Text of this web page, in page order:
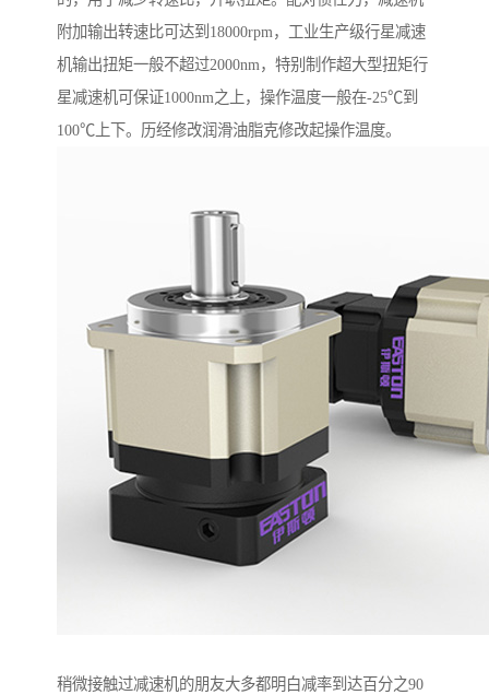
附加输出转速比可达到18000rpm，工业生产级行星减速
机输出扭矩一般不超过2000nm，特别制作超大型扭矩行
星减速机可保证1000nm之上，操作温度一般在-25℃到
100℃上下。历经修改润滑油脂克修改起操作温度。
稍微接触过减速机的朋友大多都明白减率到达百分之90